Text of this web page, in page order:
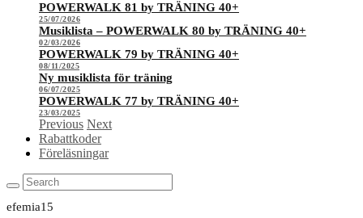
POWERWALK 81 by TRÄNING 40+
25/07/2026
Musiklista – POWERWALK 80 by TRÄNING 40+
02/03/2026
POWERWALK 79 by TRÄNING 40+
08/11/2025
Ny musiklista för träning
06/07/2025
POWERWALK 77 by TRÄNING 40+
23/03/2025
Previous Next
Rabattkoder
Föreläsningar
efemia15